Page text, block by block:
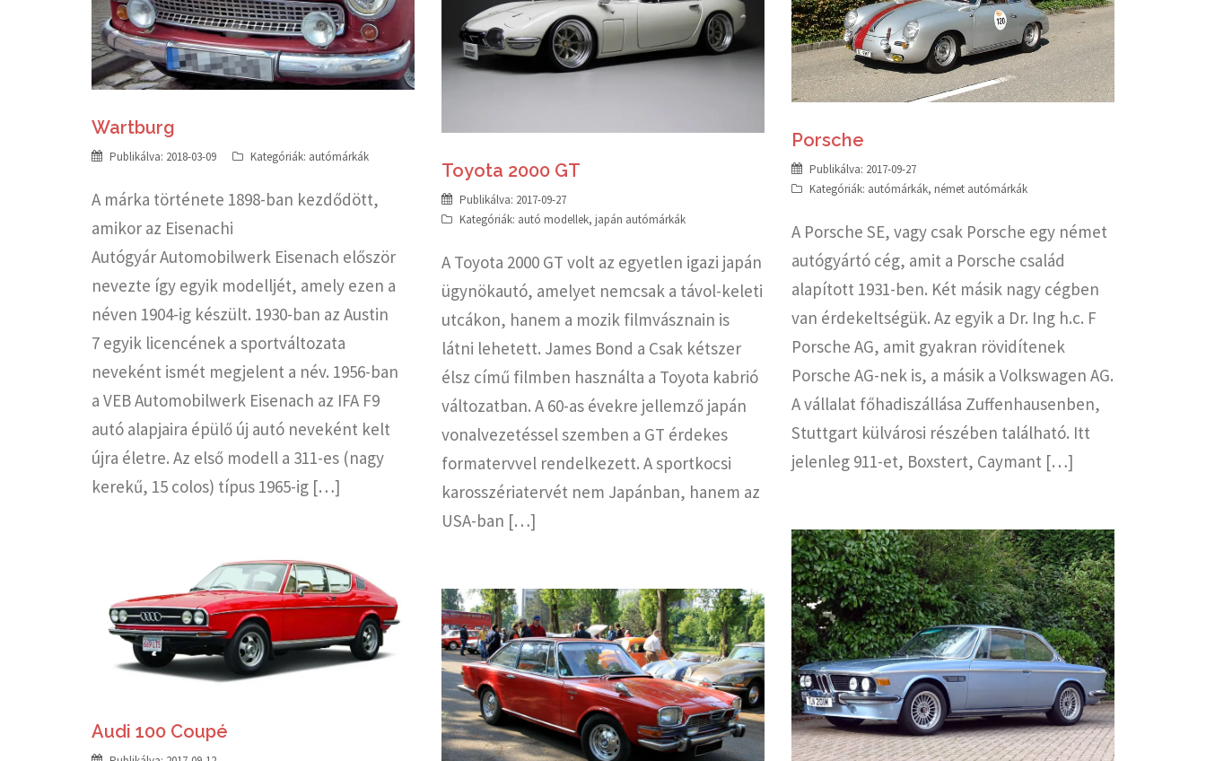
Wartburg
Publikálva: 2018-03-09 Kategóriák: autómárkák
A márka története 1898-ban kezdődött,
amikor az Eisenachi
Autógyár Automobilwerk Eisenach először
nevezte így egyik modelljét, amely ezen a
néven 1904-ig készült. 1930-ban az Austin
7 egyik licencének a sportváltozata
neveként ismét megjelent a név. 1956-ban
a VEB Automobilwerk Eisenach az IFA F9
autó alapjaira épülő új autó neveként kelt
újra életre. Az első modell a 311-es (nagy
kerekű, 15 colos) típus 1965-ig […]
Toyota 2000 GT
Publikálva: 2017-09-27
Kategóriák: autó modellek, japán autómárkák
A Toyota 2000 GT volt az egyetlen igazi japán
ügynökautó, amelyet nemcsak a távol-keleti
utcákon, hanem a mozik filmvásznain is
látni lehetett. James Bond a Csak kétszer
élsz című filmben használta a Toyota kabrió
változatban. A 60-as évekre jellemző japán
vonalvezetéssel szemben a GT érdekes
formatervvel rendelkezett. A sportkocsi
karosszériatervét nem Japánban, hanem az
USA-ban […]
Porsche
Publikálva: 2017-09-27
Kategóriák: autómárkák, német autómárkák
A Porsche SE, vagy csak Porsche egy német
autógyártó cég, amit a Porsche család
alapított 1931-ben. Két másik nagy cégben
van érdekeltségük. Az egyik a Dr. Ing h.c. F
Porsche AG, amit gyakran rövidítenek
Porsche AG-nek is, a másik a Volkswagen AG.
A vállalat főhadiszállása Zuffenhausenben,
Stuttgart külvárosi részében található. Itt
jelenleg 911-et, Boxstert, Caymant […]
Audi 100 Coupé